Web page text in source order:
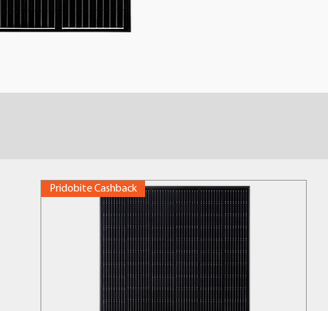
Pridobite Cashback